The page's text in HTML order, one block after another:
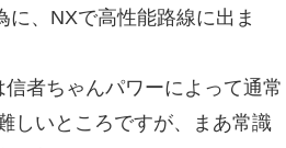
、NXで高性能路線に出ま
者ちゃんパワーによって通常
しいところですが、まあ常識